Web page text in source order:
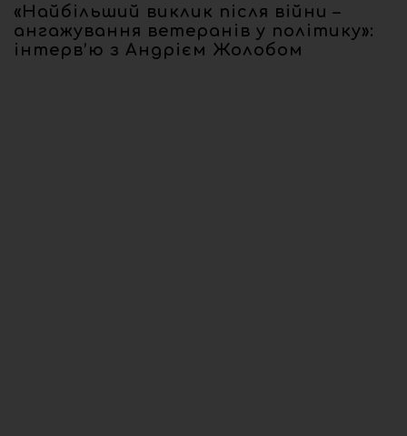
«Найбільший виклик після війни –
ангажування ветеранів у політику»:
інтерв’ю з Андрієм Жолобом